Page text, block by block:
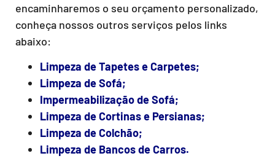
encaminharemos o seu orçamento personalizado,
conheça nossos outros serviços pelos links
abaixo:
Limpeza de Tapetes e Carpetes;
Limpeza de Sofá;
Impermeabilização de Sofá;
Limpeza de Cortinas e Persianas;
Limpeza de Colchão;
Limpeza de Bancos de Carros.